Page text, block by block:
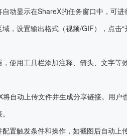
动显示在ShareX的任务窗口中，可进
，设置输出格式（视频/GIF），点击
使用工具栏添加注释、箭头、文字等
将自动上传文件并生成分享链接。用户
配置触发条件和操作，如截图后自动